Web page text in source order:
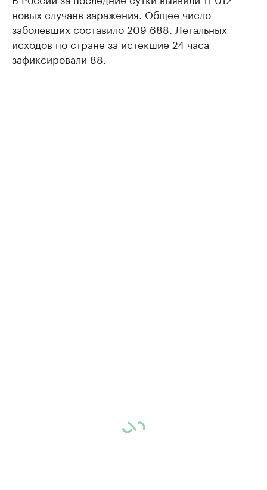
новых случаев заражения. Общее число
заболевших составило 209 688. Летальных
исходов по стране за истекшие 24 часа
зафиксировали 88.